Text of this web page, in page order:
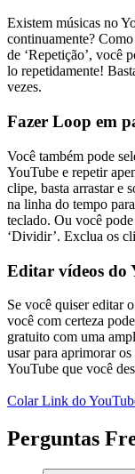
Existem músicas no
continuamente?
de ‘Repetição’, você
lo repetidamente!
vezes.
Fazer Loop em
Você também pode
YouTube e repetir
clipe, basta arrastar e
na linha do tempo
teclado. Ou você
‘Dividir’. Exclua os
Editar vídeos do
Se você quiser editar
você com certeza
gratuito com uma
usar para aprimorar
YouTube que você
Colar Link do
Perguntas